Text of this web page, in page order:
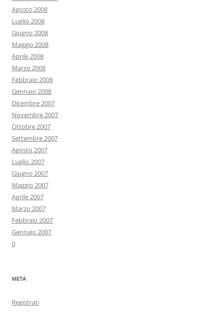
Agosto 2008
Luglio 2008
Giugno 2008
Maggio 2008
Aprile 2008
Marzo 2008
Febbraio 2008
Gennaio 2008
Dicembre 2007
Novembre 2007
Ottobre 2007
Settembre 2007
Agosto 2007
Luglio 2007
Giugno 2007
Maggio 2007
Aprile 2007
Marzo 2007
Febbraio 2007
Gennaio 2007
0
META
Registrati